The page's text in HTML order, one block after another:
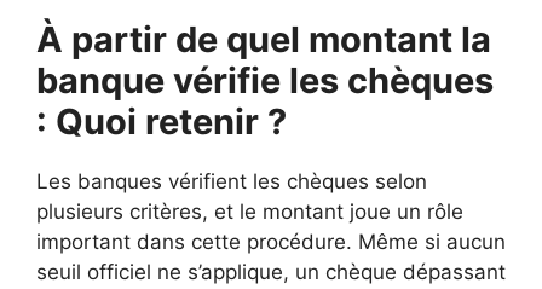
À partir de quel montant la
banque vérifie les chèques
: Quoi retenir ?
Les banques vérifient les chèques selon
plusieurs critères, et le montant joue un rôle
important dans cette procédure. Même si aucun
seuil officiel ne s’applique, un chèque dépassant